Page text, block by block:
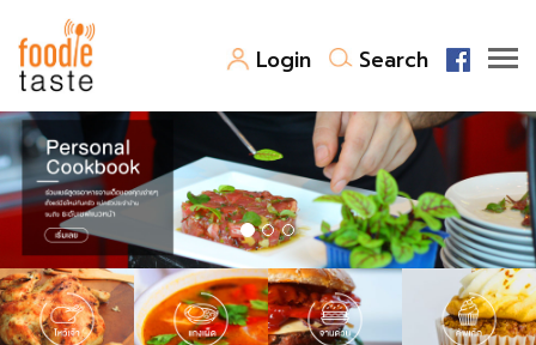
Login Search
สูตรอาหาร
สูตรอาหารล่าสุด
Top Foodie
พาไปชิม
สารพันก้นครัว